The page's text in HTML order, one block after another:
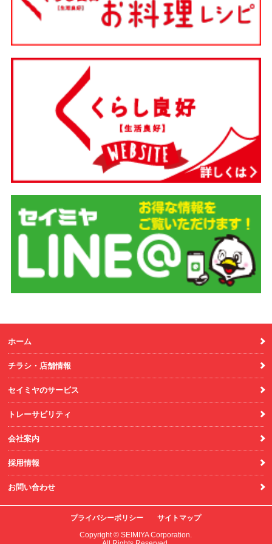
ホーム
チラシ・店舗情報
セイミヤのサービス
トレーサビリティ
会社案内
採用情報
お問い合わせ
プライバシーポリシー
サイトマップ
Copyright © SEIMIYA Corporation.